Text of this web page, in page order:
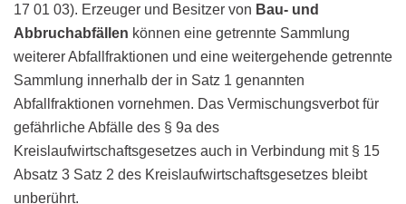
17 01 03). Erzeuger und Besitzer von Bau- und
Abbruchabfällen können eine getrennte Sammlung
weiterer Abfallfraktionen und eine weitergehende getrennte
Sammlung innerhalb der in Satz 1 genannten
Abfallfraktionen vornehmen. Das Vermischungsverbot für
gefährliche Abfälle des § 9a des
Kreislaufwirtschaftsgesetzes auch in Verbindung mit § 15
Absatz 3 Satz 2 des Kreislaufwirtschaftsgesetzes bleibt
unberührt.